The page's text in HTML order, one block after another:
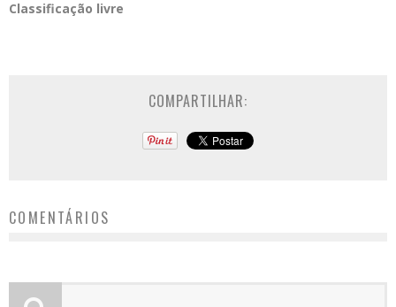
Classificação livre
COMPARTILHAR:
COMENTÁRIOS